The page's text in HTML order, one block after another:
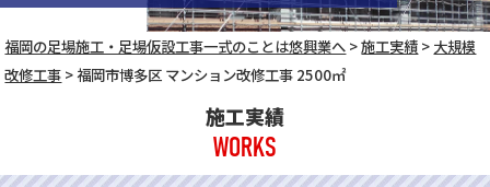
福岡の足場施工・足場仮設工事一式のことは悠興業へ >施工実績 > 大規模
改修工事 >福岡市博多区 マンション改修工事 2500㎡
施工実績
WORKS